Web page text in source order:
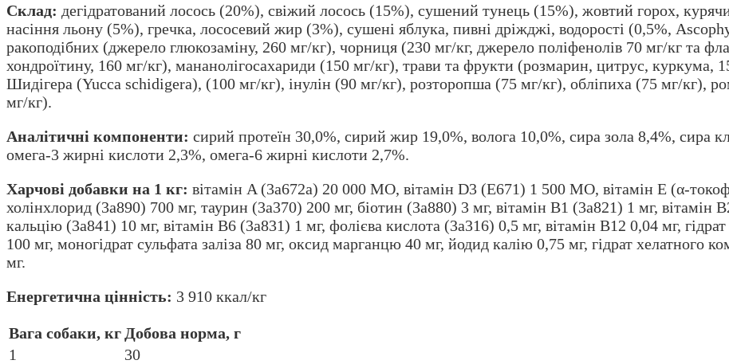
Склад: дегідратований лосось (20%), свіжий лосось (15%), сушений тунець (15%), жовтий горох,
насіння льону (5%), гречка, лососевий жир (3%), сушені яблука, пивні дріжджі, водорості (0,5%,
ракоподібних (джерело глюкозаміну, 260 мг/кг), чорниця (230 мг/кг, джерело поліфенолів 70 мг/кг та
хондроїтину, 160 мг/кг), мананолігосахариди (150 мг/кг), трави та фрукти (розмарин, цитрус, куркума,
Шидігера (Yucca schidigera), (100 мг/кг), інулін (90 мг/кг), розторопша (75 мг/кг), обліпиха (75 мг/кг),
мг/кг).
Аналітичні компоненти: сирий протеїн 30,0%, сирий жир 19,0%, волога 10,0%, сира зола 8,4%, сира
омега-3 жирні кислоти 2,3%, омега-6 жирні кислоти 2,7%.
Харчові добавки на 1 кг: вітамін A (3a672a) 20 000 МО, вітамін D3 (E671) 1 500 МО, вітамін E (α-
холінхлорид (3a890) 700 мг, таурин (3a370) 200 мг, біотин (3a880) 3 мг, вітамін B1 (3a821) 1 мг, вітамін
кальцію (3a841) 10 мг, вітамін B6 (3a831) 1 мг, фолієва кислота (3a316) 0,5 мг, вітамін B12 0,04 мг,
100 мг, моногідрат сульфата заліза 80 мг, оксид марганцю 40 мг, йодид калію 0,75 мг, гідрат хелатного
мг.
Енергетична цінність: 3 910 ккал/кг
Вага собаки, кг Добова норма, г
1
30